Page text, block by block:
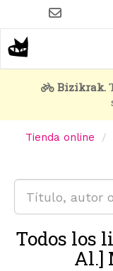
contenido
principal
Bizikrak.
Tienda online
Todos los
Al.]